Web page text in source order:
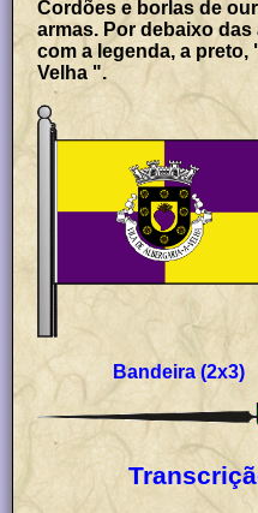
Cordões e borlas de
armas. Por debaixo
com a legenda, a preto,
Velha ".
Bandeira